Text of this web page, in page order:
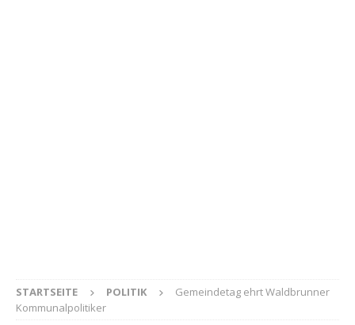
STARTSEITE POLITIK
Gemeindetag ehrt Waldbrunner
Kommunalpolitiker